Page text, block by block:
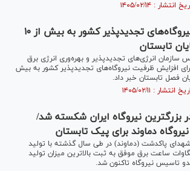
افزایش ظرفیت نیروگاه‌های تجدیدپذیر کشور به بیش از ۱۰
تابستان
سازمان انرژی‌های تجدیدپذیر و بهره‌وری انرژی برق
برای افزایش ظرفیت نیروگاه‌های تجدیدپذیر کشور به بیش
بزرگترین نیروگاه ایران شکسته شد/
دماوند برای پیک تابستان
پاکدشت (دماوند) در طی سال گذشته با تولید
میلیون مگاوات ساعت برق موفق به ثبت بالاترین میزان تولید
تاسیس نیروگاه تاکنون شد.